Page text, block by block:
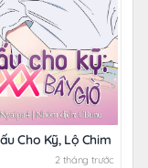
Cho Kỹ, Lộ Chim Bé
2 tháng trước